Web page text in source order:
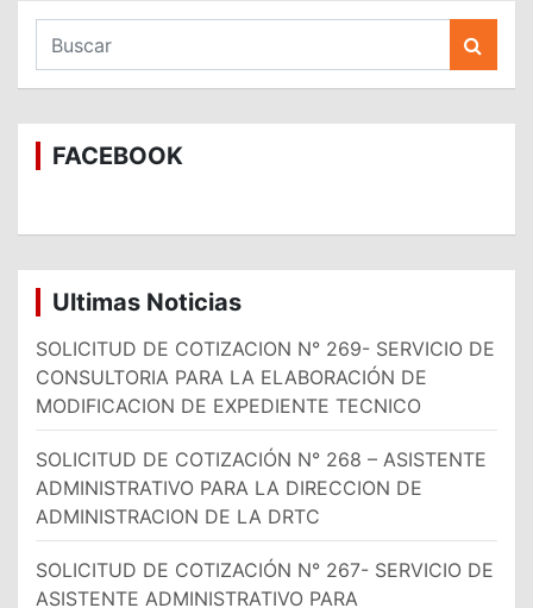
s
c
a
r
FACEBOOK
Ultimas Noticias
SOLICITUD DE COTIZACION N° 269- SERVICIO DE
CONSULTORIA PARA LA ELABORACIÓN DE
MODIFICACION DE EXPEDIENTE TECNICO
SOLICITUD DE COTIZACIÓN N° 268 – ASISTENTE
ADMINISTRATIVO PARA LA DIRECCION DE
ADMINISTRACION DE LA DRTC
SOLICITUD DE COTIZACIÓN N° 267- SERVICIO DE
ASISTENTE ADMINISTRATIVO PARA